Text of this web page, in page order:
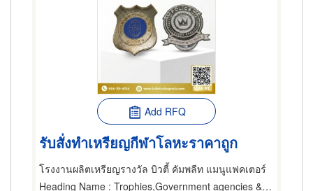
Add RFQ
รับสั่งทำเหรียญกีฬาโลหะราคาถูก
โรงงานผลิตเหรียญรางวัล บิวตี้ คัมพลีท แมนูแฟคเตอร์
Heading Name : Trophies,Government agencies & State enterprises,Gift Wares & Articles-Wholesale & Manufacturers